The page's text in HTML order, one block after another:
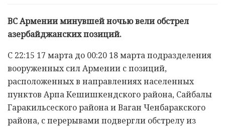
ВС Армении минувшей ночью вели обстрел
азербайджанских позиций.
С 22:15 17 марта до 00:20 18 марта подразделения
вооруженных сил Армении с позиций,
расположенных в направлениях населенных
пунктов Арпа Кешишкендского района, Сайбалы
Гаракильсеского района и Ваган Ченбаракского
района, с перерывами подвергли обстрелу из